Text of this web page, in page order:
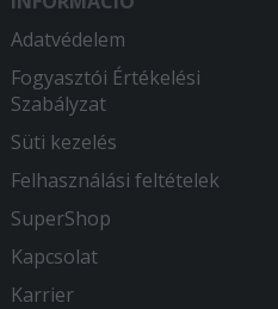
Adatvédelem
Fogyasztói Értékelési
Szabályzat
Süti kezelés
Felhasználási feltételek
SuperShop
Kapcsolat
Karrier